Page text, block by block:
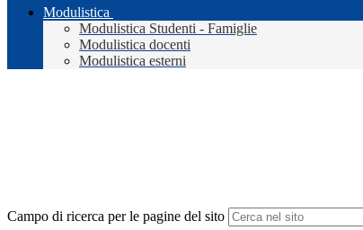
Modulistica
Modulistica Studenti - Famiglie
Modulistica docenti
Modulistica esterni
Campo di ricerca per le pagine del sito